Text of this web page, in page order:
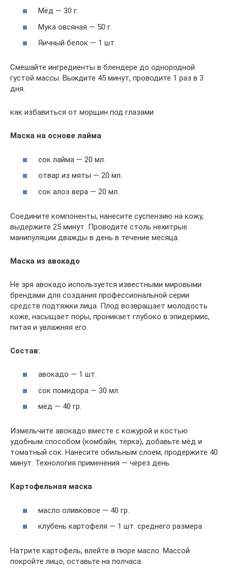
Мёд — 30 г.
Мука овсяная — 50 г.
Яичный белок — 1 шт.
Смешайте ингредиенты в блендере до однородной
густой массы. Выждите 45 минут, проводите 1 раз в 3
дня.
как избавиться от морщин под глазами
Маска на основе лайма
сок лайма — 20 мл.
отвар из мяты — 20 мл.
сок алоэ вера — 20 мл.
Соедините компоненты, нанесите суспензию на кожу,
выдержите 25 минут. Проводите столь нехитрые
манипуляции дважды в день в течение месяца.
Маска из авокадо
Не зря авокадо используется известными мировыми
брендами для создания профессиональной серии
средств подтяжки лица. Плод возвращает молодость
коже, насыщает поры, проникает глубоко в эпидермис,
питая и увлажняя его.
Состав:
авокадо — 1 шт.
сок помидора — 30 мл.
мёд — 40 гр.
Измельчите авокадо вместе с кожурой и костью
удобным способом (комбайн, тёрка), добавьте мёд и
томатный сок. Нанесите обильным слоем, продержите 40
минут. Технология применения — через день.
Картофельная маска
масло оливковое — 40 гр.
клубень картофеля — 1 шт. среднего размера
Натрите картофель, влейте в пюре масло. Массой
покройте лицо, оставьте на полчаса.